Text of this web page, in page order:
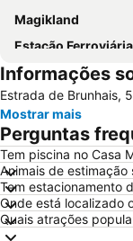
Magikland
Estação
Aquático de Fafe
Azurara Parque
Estação Ferroviária
Ponte e Torre de
Cascata de Fisgas
Estádio da Mata
Castelo de
Informações
Estrada de Brunhais,
Mostrar mais
Perguntas
Tem piscina no Casa
Animais de estimação
Tem estacionamento
Onde está localizado
Quais atrações